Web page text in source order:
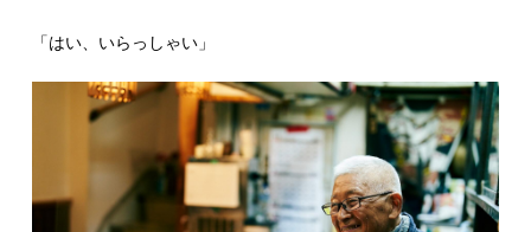
「はい、いらっしゃい」